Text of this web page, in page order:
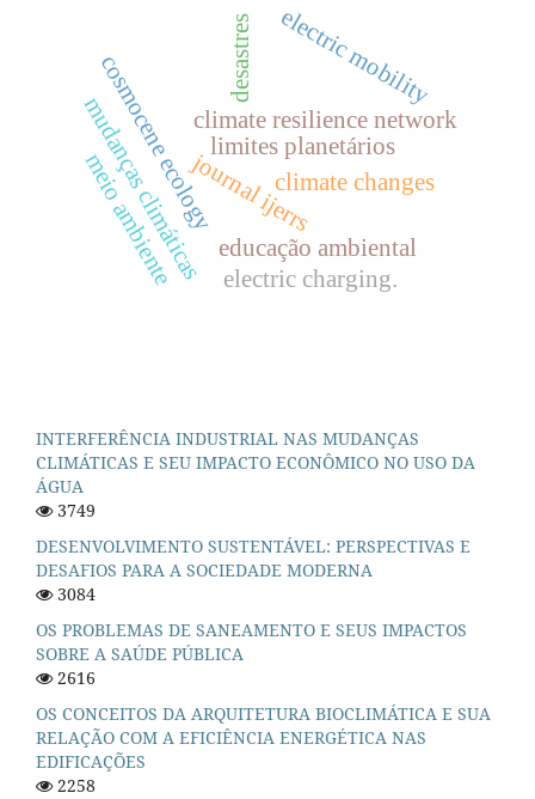
journal ijerrs
climate resilience network
cosmocene ecology climate changes
mudanças climáticas
meio ambiente
desastres
limites planetários
educação ambiental
electric mobility
electric charging.
INTERFERÊNCIA INDUSTRIAL NAS MUDANÇAS
CLIMÁTICAS E SEU IMPACTO ECONÔMICO NO USO DA
ÁGUA
3749
DESENVOLVIMENTO SUSTENTÁVEL: PERSPECTIVAS E
DESAFIOS PARA A SOCIEDADE MODERNA
3084
OS PROBLEMAS DE SANEAMENTO E SEUS IMPACTOS
SOBRE A SAÚDE PÚBLICA
2616
OS CONCEITOS DA ARQUITETURA BIOCLIMÁTICA E SUA
RELAÇÃO COM A EFICIÊNCIA ENERGÉTICA NAS
EDIFICAÇÕES
2258